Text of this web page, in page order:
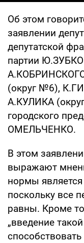
Об этом
заявлении
депутатской
партии
(округ №6),
А.КУЛИКА
городского
ОМЕЛЬЧЕНКО.
В этом
выражают
нормы является
поскольку все
равны. Кроме
„введение